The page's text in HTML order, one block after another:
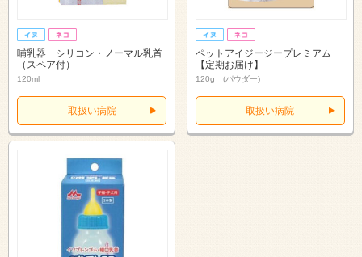
哺乳器 シリコン・ノーマル乳首
（スペア付）
120ml
取扱い病院
ペットアイジージープレミアム
【定期お届け】
120g (パウダー)
取扱い病院